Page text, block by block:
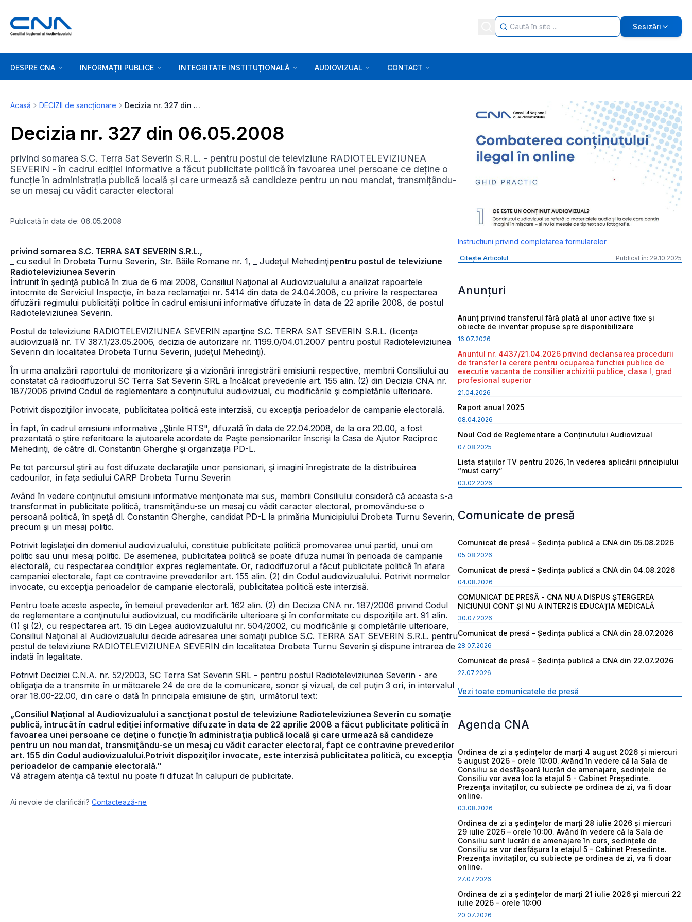
Sesizări
DESPRE CNA INFORMAȚII PUBLICE INTEGRITATE INSTITUȚIONALĂ AUDIOVIZUAL CONTACT
Acasă DECIZII de sancționare Decizia nr. 327 din 06.05.2008
Decizia nr. 327 din 06.05.2008
privind somarea S.C. Terra Sat Severin S.R.L. - pentru postul de televiziune RADIOTELEVIZIUNEA
SEVERIN - în cadrul ediției informative a făcut publicitate politică în favoarea unei persoane ce deține o
funcție în administrația publică locală și care urmează să candideze pentru un nou mandat, transmițându-
se un mesaj cu vădit caracter electoral
Publicată în data de: 06.05.2008
privind somarea S.C. TERRA SAT SEVERIN S.R.L.,
_ cu sediul în Drobeta Turnu Severin, Str. Băile Romane nr. 1,
_ Judeţul Mehedinţipentru postul de televiziune
Radioteleviziunea Severin
Întrunit în şedinţă publică în ziua de 6 mai 2008, Consiliul Naţional al Audiovizualului a analizat rapoartele
întocmite de Serviciul Inspecţie, în baza reclamaţiei nr. 5414 din data de 24.04.2008, cu privire la respectarea
difuzării regimului publicităţii politice în cadrul emisiunii informative difuzate în data de 22 aprilie 2008, de postul
Radioteleviziunea Severin.
Postul de televiziune RADIOTELEVIZIUNEA SEVERIN aparţine S.C. TERRA SAT SEVERIN S.R.L. (licenţa
audiovizuală nr. TV 387.1/23.05.2006, decizia de autorizare nr. 1199.0/04.01.2007 pentru postul Radioteleviziunea
Severin din localitatea Drobeta Turnu Severin, judeţul Mehedinţi).
În urma analizării raportului de monitorizare şi a vizionării înregistrării emisiunii respective, membrii Consiliului au
constatat că radiodifuzorul SC Terra Sat Severin SRL a încălcat prevederile art. 155 alin. (2) din Decizia CNA nr.
187/2006 privind Codul de reglementare a conţinutului audiovizual, cu modificările şi completările ulterioare.
Potrivit dispoziţiilor invocate, publicitatea politică este interzisă, cu excepţia perioadelor de campanie electorală.
În fapt, în cadrul emisiunii informative „Ştirile RTS", difuzată în data de 22.04.2008, de la ora 20.00, a fost
prezentată o ştire referitoare la ajutoarele acordate de Paşte pensionarilor înscrişi la Casa de Ajutor Reciproc
Mehedinţi, de către dl. Constantin Gherghe şi organizaţia PD-L.
Pe tot parcursul ştirii au fost difuzate declaraţiile unor pensionari, şi imagini înregistrate de la distribuirea
cadourilor, în faţa sediului CARP Drobeta Turnu Severin
Având în vedere conţinutul emisiunii informative menţionate mai sus, membrii Consiliului consideră că aceasta s-a
transformat în publicitate politică, transmiţându-se un mesaj cu vădit caracter electoral, promovându-se o
persoană politică, în speţă dl. Constantin Gherghe, candidat PD-L la primăria Municipiului Drobeta Turnu Severin,
precum şi un mesaj politic.
Potrivit legislaţiei din domeniul audiovizualului, constituie publicitate politică promovarea unui partid, unui om
politic sau unui mesaj politic. De asemenea, publicitatea politică se poate difuza numai în perioada de campanie
electorală, cu respectarea condiţiilor expres reglementate. Or, radiodifuzorul a făcut publicitate politică în afara
campaniei electorale, fapt ce contravine prevederilor art. 155 alin. (2) din Codul audiovizualului. Potrivit normelor
invocate, cu excepţia perioadelor de campanie electorală, publicitatea politică este interzisă.
Pentru toate aceste aspecte, în temeiul prevederilor art. 162 alin. (2) din Decizia CNA nr. 187/2006 privind Codul
de reglementare a conţinutului audiovizual, cu modificările ulterioare şi în conformitate cu dispoziţiile art. 91 alin.
(1) şi (2), cu respectarea art. 15 din Legea audiovizualului nr. 504/2002, cu modificările şi completările ulterioare,
Consiliul Naţional al Audiovizualului decide adresarea unei somaţii publice S.C. TERRA SAT SEVERIN S.R.L. pentru
postul de televiziune RADIOTELEVIZIUNEA SEVERIN din localitatea Drobeta Turnu Severin şi dispune intrarea de
îndată în legalitate.
Potrivit Deciziei C.N.A. nr. 52/2003, SC Terra Sat Severin SRL - pentru postul Radioteleviziunea Severin - are
obligaţia de a transmite în următoarele 24 de ore de la comunicare, sonor şi vizual, de cel puţin 3 ori, în intervalul
orar 18.00-22.00, din care o dată în principala emisiune de ştiri, următorul text:
„Consiliul Naţional al Audiovizualului a sancţionat postul de televiziune Radioteleviziunea Severin cu somaţie
publică, întrucât în cadrul ediţiei informative difuzate în data de 22 aprilie 2008 a făcut publicitate politică în
favoarea unei persoane ce deţine o funcţie în administraţia publică locală şi care urmează să candideze
pentru un nou mandat, transmiţându-se un mesaj cu vădit caracter electoral, fapt ce contravine prevederilor
art. 155 din Codul audiovizualului.Potrivit dispoziţilor invocate, este interzisă publicitatea politică, cu excepţia
perioadelor de campanie electorală."
Vă atragem atenţia că textul nu poate fi difuzat în calupuri de publicitate.
Ai nevoie de clarificări? Contactează-ne
Instructiuni privind completarea formularelor
Citește Articolul Publicat în: 29.10.2025
Anunțuri
Anunț privind transferul fără plată al unor active fixe și
obiecte de inventar propuse spre disponibilizare
16.07.2026
Anuntul nr. 4437/21.04.2026 privind declansarea procedurii
de transfer la cerere pentru ocuparea functiei publice de
executie vacanta de consilier achizitii publice, clasa I, grad
profesional superior
21.04.2026
Raport anual 2025
08.04.2026
Noul Cod de Reglementare a Conținutului Audiovizual
07.08.2025
Lista staţiilor TV pentru 2026, în vederea aplicării principiului
“must carry”
03.02.2026
Comunicate de presă
Comunicat de presă - Ședința publică a CNA din 05.08.2026
05.08.2026
Comunicat de presă - Ședința publică a CNA din 04.08.2026
04.08.2026
COMUNICAT DE PRESĂ - CNA NU A DISPUS ȘTERGEREA
NICIUNUI CONT ȘI NU A INTERZIS EDUCAȚIA MEDICALĂ
30.07.2026
Comunicat de presă - Ședința publică a CNA din 28.07.2026
28.07.2026
Comunicat de presă - Ședința publică a CNA din 22.07.2026
22.07.2026
Vezi toate comunicatele de presă
Agenda CNA
Ordinea de zi a ședințelor de marți 4 august 2026 și miercuri
5 august 2026 – orele 10:00. Având în vedere că la Sala de
Consiliu se desfășoară lucrări de amenajare, sedințele de
Consiliu vor avea loc la etajul 5 - Cabinet Președinte.
Prezența invitaților, cu subiecte pe ordinea de zi, va fi doar
online.
03.08.2026
Ordinea de zi a ședințelor de marți 28 iulie 2026 și miercuri
29 iulie 2026 – orele 10:00. Având în vedere că la Sala de
Consiliu sunt lucrări de amenajare în curs, sedințele de
Consiliu se vor desfășura la etajul 5 - Cabinet Președinte.
Prezența invitaților, cu subiecte pe ordinea de zi, va fi doar
online.
27.07.2026
Ordinea de zi a ședințelor de marți 21 iulie 2026 și miercuri 22
iulie 2026 – orele 10:00
20.07.2026